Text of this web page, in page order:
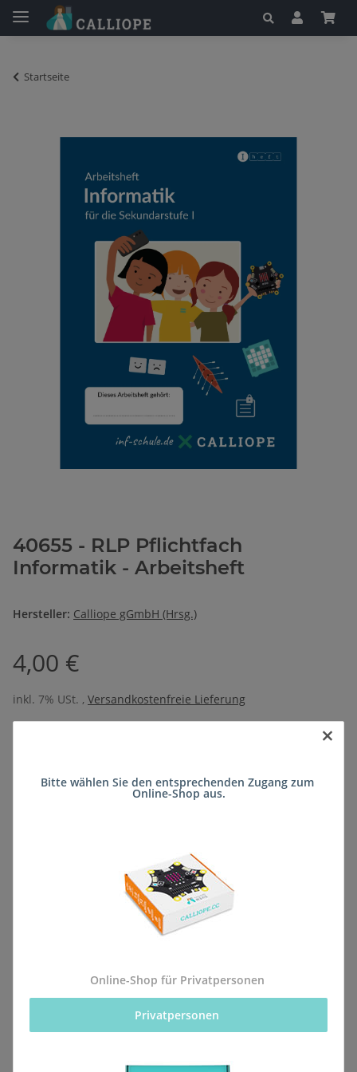
Startseite
40655 - RLP Pflichtfach
Informatik - Arbeitsheft
Hersteller: Calliope gGmbH (Hrsg.)
4,00 €
inkl. 7% USt. , Versandkostenfreie Lieferung
Lieferzeit:ca. 5 Wochen(DE - kein
Beschreibung
Alle Bestellungen für dieses Produkt werden direkt an
die Schule (Konrad-Adenauer-Realschule plus Landau)
×
Bitte wählen Sie den entsprechenden Zugang zum
Online-Shop aus.
Online-Shop für Privatpersonen
Privatpersonen